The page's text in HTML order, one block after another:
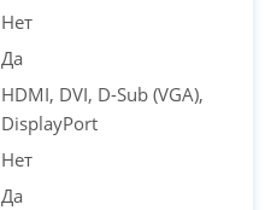
Нет
Да
HDMI, DVI, D-Sub (VGA),
DisplayPort
Нет
Да